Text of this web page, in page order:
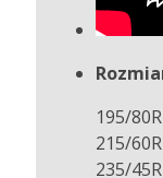
195/
215/
235/